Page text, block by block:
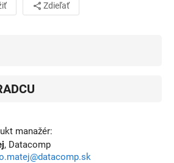
Zdieľať
manažér:
, Datacomp